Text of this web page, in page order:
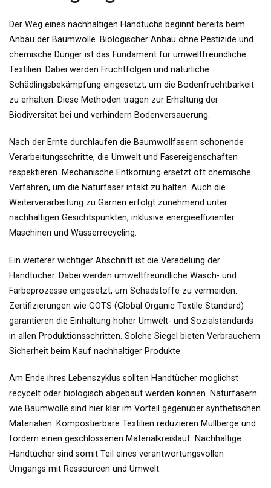
Der Weg eines nachhaltigen Handtuchs beginnt bereits beim
Anbau der Baumwolle. Biologischer Anbau ohne Pestizide und
chemische Dünger ist das Fundament für umweltfreundliche
Textilien. Dabei werden Fruchtfolgen und natürliche
Schädlingsbekämpfung eingesetzt, um die Bodenfruchtbarkeit
zu erhalten. Diese Methoden tragen zur Erhaltung der
Biodiversität bei und verhindern Bodenversauerung.
Nach der Ernte durchlaufen die Baumwollfasern schonende
Verarbeitungsschritte, die Umwelt und Fasereigenschaften
respektieren. Mechanische Entkörnung ersetzt oft chemische
Verfahren, um die Naturfaser intakt zu halten. Auch die
Weiterverarbeitung zu Garnen erfolgt zunehmend unter
nachhaltigen Gesichtspunkten, inklusive energieeffizienter
Maschinen und Wasserrecycling.
Ein weiterer wichtiger Abschnitt ist die Veredelung der
Handtücher. Dabei werden umweltfreundliche Wasch- und
Färbeprozesse eingesetzt, um Schadstoffe zu vermeiden.
Zertifizierungen wie GOTS (Global Organic Textile Standard)
garantieren die Einhaltung hoher Umwelt- und Sozialstandards
in allen Produktionsschritten. Solche Siegel bieten Verbrauchern
Sicherheit beim Kauf nachhaltiger Produkte.
Am Ende ihres Lebenszyklus sollten Handtücher möglichst
recycelt oder biologisch abgebaut werden können. Naturfasern
wie Baumwolle sind hier klar im Vorteil gegenüber synthetischen
Materialien. Kompostierbare Textilien reduzieren Müllberge und
fördern einen geschlossenen Materialkreislauf. Nachhaltige
Handtücher sind somit Teil eines verantwortungsvollen
Umgangs mit Ressourcen und Umwelt.